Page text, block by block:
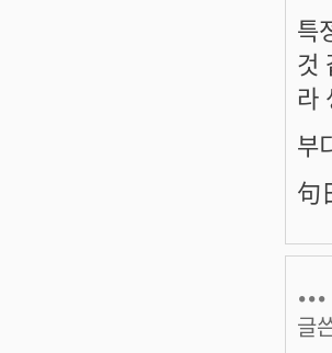
특
것
라
부
句
...
글